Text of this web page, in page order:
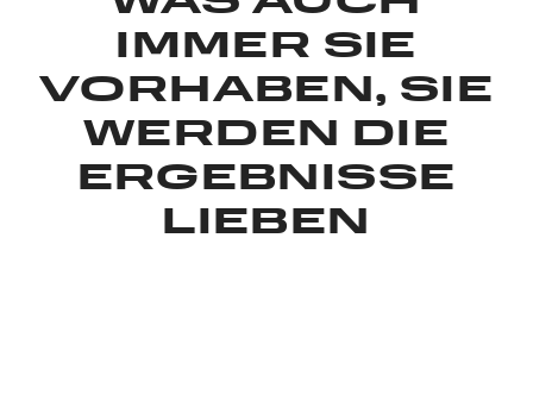
IMMER SIE
VORHABEN, SIE
WERDEN DIE
ERGEBNISSE
LIEBEN